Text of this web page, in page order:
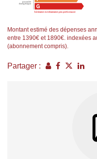
Montant estimé des dépenses
entre 1390€ et 1890€. indexées
(abonnement compris).
Partager :